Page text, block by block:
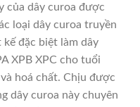
của dây curoa được
loại dây curoa truyền
đặc biệt làm dây
XPB XPC cho tuổi
hoá chất. Chịu được
dây curoa này chuyên